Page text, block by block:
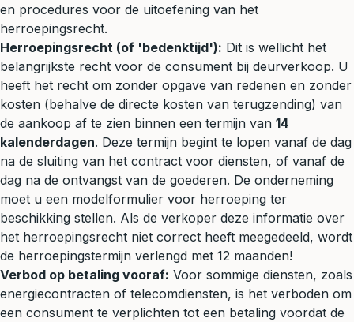
en procedures voor de uitoefening van het
herroepingsrecht.
Herroepingsrecht (of 'bedenktijd'): Dit is wellicht het
belangrijkste recht voor de consument bij deurverkoop. U
heeft het recht om zonder opgave van redenen en zonder
kosten (behalve de directe kosten van terugzending) van
de aankoop af te zien binnen een termijn van 14
kalenderdagen. Deze termijn begint te lopen vanaf de dag
na de sluiting van het contract voor diensten, of vanaf de
dag na de ontvangst van de goederen. De onderneming
moet u een modelformulier voor herroeping ter
beschikking stellen. Als de verkoper deze informatie over
het herroepingsrecht niet correct heeft meegedeeld, wordt
de herroepingstermijn verlengd met 12 maanden!
Verbod op betaling vooraf: Voor sommige diensten, zoals
energiecontracten of telecomdiensten, is het verboden om
een consument te verplichten tot een betaling voordat de